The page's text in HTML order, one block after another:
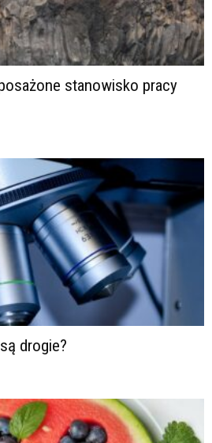
stanowisko pracy
drogie?